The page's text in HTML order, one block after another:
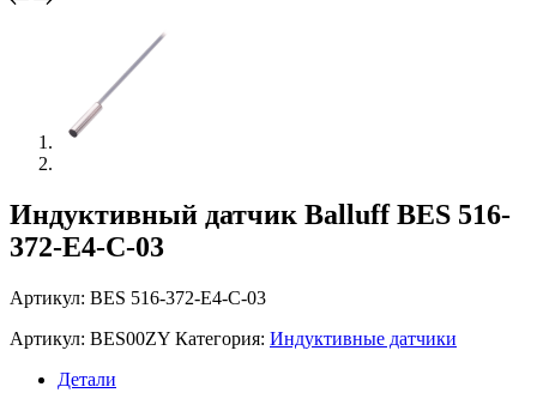
Индуктивный датчик Balluff BES 516-
372-E4-C-03
Артикул: BES 516-372-E4-C-03
Артикул: BES00ZY Категория: Индуктивные датчики
Детали